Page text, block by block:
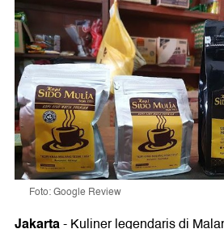
Foto: Google Review
Jakarta-Kuliner legendaris di